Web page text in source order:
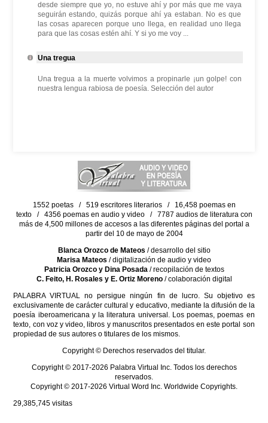
desde siempre que yo, no estuve ahí y por más que me vaya
seguirán estando, quizás porque ahí ya estaban. No es que
las cosas aparecen porque uno llega, en realidad uno llega
para que las cosas estén ahí. Y si yo me voy ...
Una tregua
Una tregua a la muerte volvimos a propinarle ¡un golpe! con
nuestra lengua rabiosa de poesía. Selección del autor
1552 poetas / 519 escritores literarios / 16,458 poemas en
texto / 4356 poemas en audio y video / 7787 audios de literatura con
más de 4,500 millones de accesos a las diferentes páginas del portal a
partir del 10 de mayo de 2004
Blanca Orozco de Mateos / desarrollo del sitio
Marisa Mateos / digitalización de audio y video
Patricia Orozco y Dina Posada/ recopilación de textos
C. Feito, H. Rosales y E. Ortiz Moreno/ colaboración digital
PALABRA VIRTUAL no persigue ningún fin de lucro. Su objetivo es
exclusivamente de carácter cultural y educativo, mediante la difusión de la
poesía iberoamericana y la literatura universal. Los poemas, poemas en
texto, con voz y video, libros y manuscritos presentados en este portal son
propiedad de sus autores o titulares de los mismos.
Copyright © Derechos reservados del titular.
Copyright © 2017-2026 Palabra Virtual Inc. Todos los derechos
reservados.
Copyright © 2017-2026 Virtual Word Inc. Worldwide Copyrights.
29,385,745 visitas